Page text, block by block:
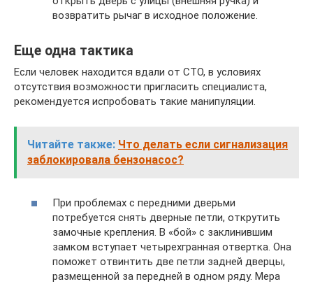
возвратить рычаг в исходное положение.
Еще одна тактика
Если человек находится вдали от СТО, в условиях
отсутствия возможности пригласить специалиста,
рекомендуется испробовать такие манипуляции.
Читайте также: Что делать если сигнализация
заблокировала бензонасос?
При проблемах с передними дверьми
потребуется снять дверные петли, открутить
замочные крепления. В «бой» с заклинившим
замком вступает четырехгранная отвертка. Она
поможет отвинтить две петли задней дверцы,
размещенной за передней в одном ряду. Мера